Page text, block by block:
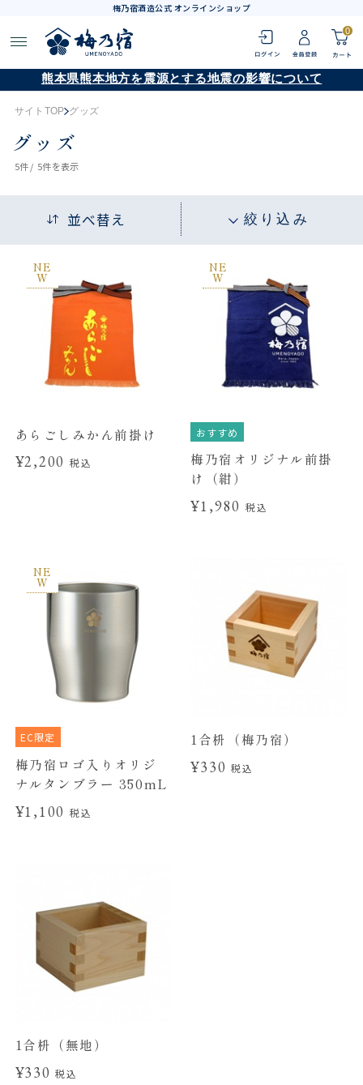
梅乃宿酒造公式 オンラインショップ
0
熊本県熊本地方を震源とする地震の影響について
サイトTOP グッズ
グッズ
5件 / 5件を表示
並べ替え 絞り込み
NE
W
あらごしみかん前掛け
¥2,200税込
NE
W
おすすめ
梅乃宿オリジナル前掛
け（紺）
¥1,980 税込
NE
W
EC限定
梅乃宿ロゴ入りオリジ
ナルタンブラー 350mL
¥1,100税込
1合枡（梅乃宿）
¥330税込
1合枡（無地）
¥330税込